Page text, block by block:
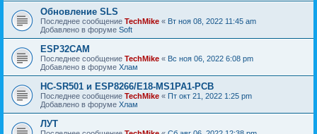
Обновление SLS
Последнее сообщение TechMike « Вт ноя 08, 2022 11:45 am
Добавлено в форуме Soft
ESP32CAM
Последнее сообщение TechMike « Вс ноя 06, 2022 6:08 pm
Добавлено в форуме Хлам
HC-SR501 и ESP8266/E18-MS1PA1-PCB
Последнее сообщение TechMike « Пт окт 21, 2022 1:25 pm
Добавлено в форуме Хлам
ЛУТ